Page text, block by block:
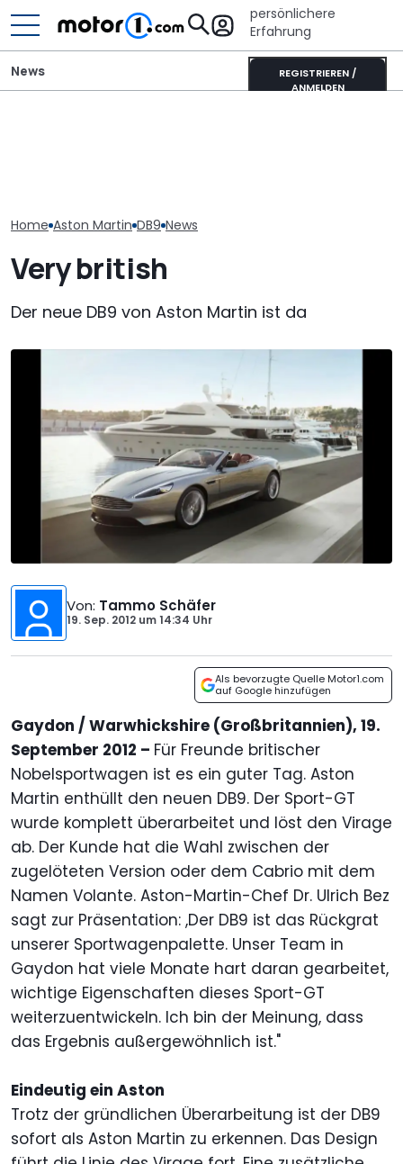
persönlichere
Erfahrung
REGISTRIEREN /
ANMELDEN
News
Home Aston Martin DB9 News
Very british
Der neue DB9 von Aston Martin ist da
Von: Tammo Schäfer
19. Sep. 2012 um14:34 Uhr
Als bevorzugte Quelle Motor1.com
auf Google hinzufügen
Gaydon / Warwhickshire (Großbritannien), 19.
September 2012 – Für Freunde britischer
Nobelsportwagen ist es ein guter Tag. Aston
Martin enthüllt den neuen DB9. Der Sport-GT
wurde komplett überarbeitet und löst den Virage
ab. Der Kunde hat die Wahl zwischen der
zugelöteten Version oder dem Cabrio mit dem
Namen Volante. Aston-Martin-Chef Dr. Ulrich Bez
sagt zur Präsentation: ,Der DB9 ist das Rückgrat
unserer Sportwagenpalette. Unser Team in
Gaydon hat viele Monate hart daran gearbeitet,
wichtige Eigenschaften dieses Sport-GT
weiterzuentwickeln. Ich bin der Meinung, dass
das Ergebnis außergewöhnlich ist."
Eindeutig ein Aston
Trotz der gründlichen Überarbeitung ist der DB9
sofort als Aston Martin zu erkennen. Das Design